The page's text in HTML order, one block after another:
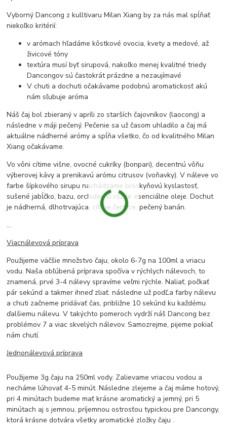
Vyborný Dancong z kulltivaru Milan Xiang by za nás mal spĺňať
niekoľko kritérií:
v arómach hľadáme kôstkové ovocia, kvety a medové, až
živicové tóny
textúra musí byť sirupová, nakoľko menej kvalitné triedy
Dancongov sú častokrát prázdne a nezaujímavé
V chuti a dochuti očakávame podobnú aromatickosť akú
nám sľubuje aróma
Náš čaj bol zbieraný v apríli zo starších čajovníkov (laocong) a
následne v máji pečený. Pečenie sa už časom uhladilo a čaj má
aktuálne nádherné arómy a spĺňa všetko, čo od kvalitného Milan
Xiang očakávame.
Vo vôni cítime višne, ovocné cukríky (bonpari), decentnú vôňu
výberovej kávy a prenikavú arómu citrusov (voňavky). V náleve vo
farbe šípkového sirupu nachádzame broskyňovú kyslastosť,
sušené jabĺčko, bazu, orchideu či rôzne esenciálne oleje. Dochut
je nádherná, dlhotrvajúca, cítime černice, pečený banán.
...
Viacnálevová príprava
Použijeme väčšie množstvo čaju, okolo 6-7g na 100ml a vriacu
vodu. Naša obľúbená príprava spočíva v rýchlych nálevoch, to
znamená, prvé 3-4 nálevy spravíme veľmi rýchle. Naliať, počkať
pár sekúnd a takmer ihneď zliať. následne už podĽa farby nálevu
a chuti začneme pridávať čas, približne 10 sekúnd ku každému
ďalšiemu nálevu. V takýchto pomeroch vydrží náš Dancong bez
problémov 7 a viac skvelých nálevov. Samozrejme, pijeme pokiaľ
nám chutí.
Jednonálevová príprava
Použijeme 3g čaju na 250ml vody. Zalievame vriacou vodou a
necháme lúhovať 4-5 minút. Následne zlejeme a čaj máme hotový,
pri 4 minútach budeme mať krásne aromatický a jemný, pri 5
minútach aj s jemnou, príjemnou ostrosťou typickou pre Dancongy,
ktorá krásne dotvára všetky aromatické zložky čaju .